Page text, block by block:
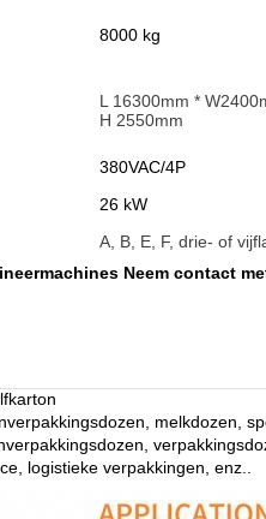
8000 kg
L 16300mm *
H 2550mm
380VAC/4P
26 kW
A, B, E, F, drie- of
Neem contact
melkdozen,
logistieke verpakkingen, enz.